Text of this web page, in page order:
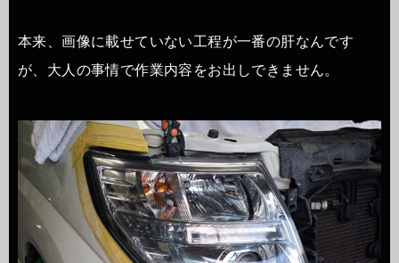
本来、画像に載せていない工程が一番の肝なんです
が、大人の事情で作業内容をお出しできません。